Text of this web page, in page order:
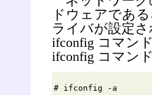
ドウェアであ
ライバが設定
ifconfig コマン
ifconfig コマン
# ifconfig -a